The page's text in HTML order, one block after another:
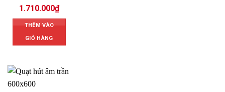
1.710.000₫
THÊM VÀO
GIỎ HÀNG